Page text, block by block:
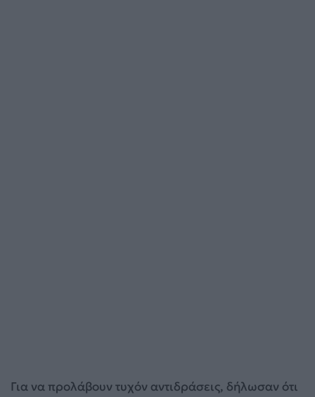
Για να προλάβουν τυχόν αντιδράσεις, δήλωσαν ότι